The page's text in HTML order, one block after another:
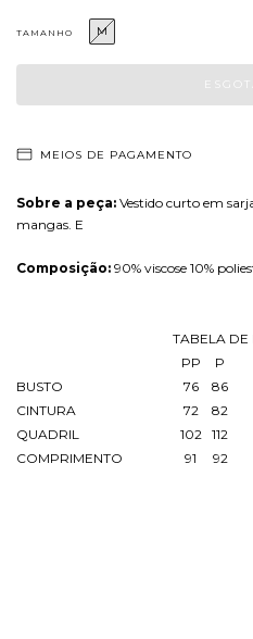
TAMANHO M
MEIOS DE PAGAMENTO
Sobre a peça: Vestido curto em
mangas. E
Composição: 90% viscose 10%
TABELA DE
PP
P
BUSTO
76 86
CINTURA
72 82
QUADRIL
102 112
COMPRIMENTO
91 92